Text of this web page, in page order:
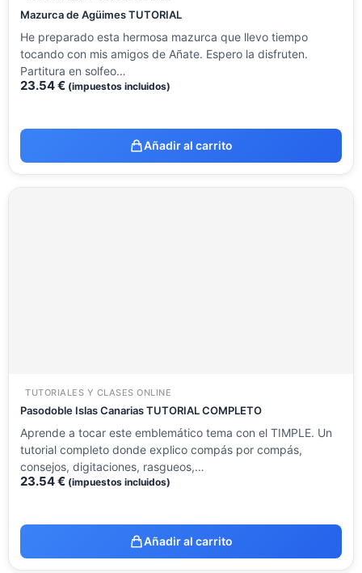
Mazurca de Agüimes TUTORIAL
He preparado esta hermosa mazurca que llevo tiempo
tocando con mis amigos de Añate. Espero la disfruten.
Partitura en solfeo…
23.54€ (impuestos incluidos)
Añadir al carrito
TUTORIALES Y CLASES ONLINE
Pasodoble Islas Canarias TUTORIAL COMPLETO
Aprende a tocar este emblemático tema con el TIMPLE. Un
tutorial completo donde explico compás por compás,
consejos, digitaciones, rasgueos,…
23.54€ (impuestos incluidos)
Añadir al carrito